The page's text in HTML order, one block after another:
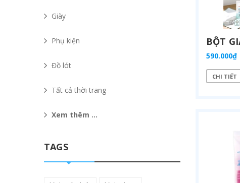
590.000₫
CHI TIẾT
Giày
Phụ kiện
Đồ lót
Tất cả thời trang
Xem thêm ...
TAGS